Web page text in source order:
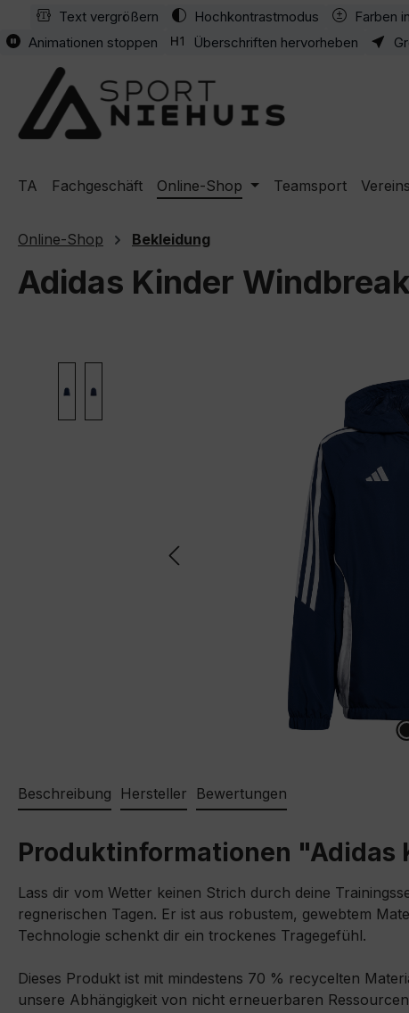
Hauptinhalt springen
Zur Suche springen
Zur Hauptnavigation springen
Text vergrößern Hochkontrastmodus Farben
Animationen stoppen
Überschriften hervorheben
TA Fachgeschäft Online-Shop Teamsport
Online-Shop Bekleidung
Adidas Kinder
Beschreibung Hersteller Bewertungen
Produktinformationen "Adidas
Lass dir vom Wetter keinen Strich durch deine
regnerischen Tagen. Er ist aus robustem, gewebtem
Technologie schenkt dir ein trockenes Tragegefühl.
Dieses Produkt ist mit mindestens 70 % recycelten
unsere Abhängigkeit von nicht erneuerbaren